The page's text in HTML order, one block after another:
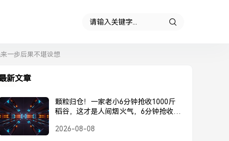
一步后果不堪设想
新文章
颗粒归仓！一家老小6分钟抢收1000斤
稻谷，这才是人间烟火气，6分钟抢收
间烟火气
2026-08-08